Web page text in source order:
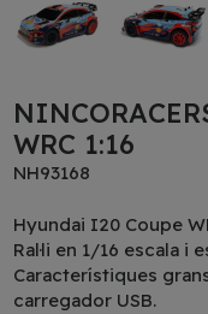
WRC 1:16
NH93168
Hyundai I20 Coupe
Ral·li en 1/16 escala i
Característiques
carregador USB.